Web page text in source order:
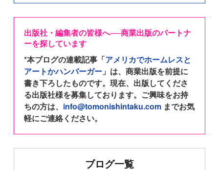
出版社・編集者の皆様へ──商業出版のパートナ
ーを探しています
*本ブログの連載記事「アメリカでホームレスと
アートかハンバーガー」は、商業出版を前提に
書き下ろしたものです。現在、出版してくださ
る出版社様を募集しております。ご興味をお持
ちの方は、 info@tomonishintaku.comまでお気
軽にご連絡ください。
ブログ一覧